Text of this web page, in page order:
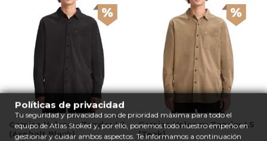
Camisa Volcom: Zander LS
(Asphalt Black)
Camisa Volcom: Zander LS
(Teak)
Políticas de privacidad
Tu seguridad y privacidad son de prioridad máxima para todo el
equipo de Atlas Stoked y, por ello, ponemos todo nuestro empeño en
gestionar y cuidar ambos aspectos. Te informamos a continuación